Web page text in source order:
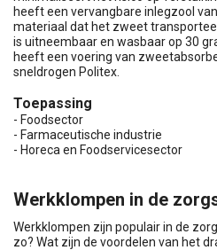
heeft een vervangbare inlegzool
materiaal dat het zweet
is uitneembaar en wasbaar op 30
heeft een voering van
sneldrogen Politex.
Toepassing
- Foodsector
- Farmaceutische industrie
- Horeca en Foodservicesector
Werkklompen in de
Werkklompen zijn populair in de
zo? Wat zijn de voordelen van het